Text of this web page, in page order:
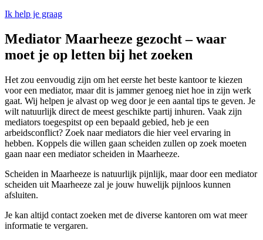
Ik help je graag
Mediator Maarheeze gezocht – waar
moet je op letten bij het zoeken
Het zou eenvoudig zijn om het eerste het beste kantoor te kiezen
voor een mediator, maar dit is jammer genoeg niet hoe in zijn werk
gaat. Wij helpen je alvast op weg door je een aantal tips te geven. Je
wilt natuurlijk direct de meest geschikte partij inhuren. Vaak zijn
mediators toegespitst op een bepaald gebied, heb je een
arbeidsconflict? Zoek naar mediators die hier veel ervaring in
hebben. Koppels die willen gaan scheiden zullen op zoek moeten
gaan naar een mediator scheiden in Maarheeze.
Scheiden in Maarheeze is natuurlijk pijnlijk, maar door een mediator
scheiden uit Maarheeze zal je jouw huwelijk pijnloos kunnen
afsluiten.
Je kan altijd contact zoeken met de diverse kantoren om wat meer
informatie te vergaren.